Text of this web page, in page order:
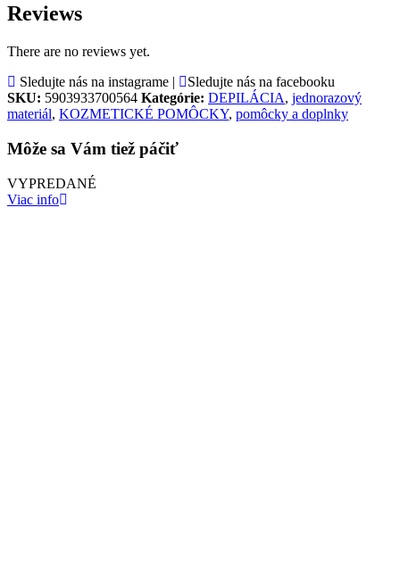
Reviews
There are no reviews yet.
Sledujte nás na instagrame |
Sledujte nás na facebooku
SKU: 5903933700564 Kategórie: DEPILÁCIA, jednorazový
materiál, KOZMETICKÉ POMÔCKY, pomôcky a doplnky
Môže sa Vám tiež páčiť
VYPREDANÉ
Viac info